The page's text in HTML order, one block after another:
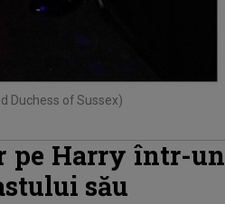
Duchess of Sussex)
pe Harry într-un
său